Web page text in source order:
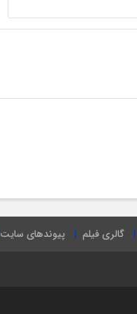
گالری فیلم پیوندهای سایت